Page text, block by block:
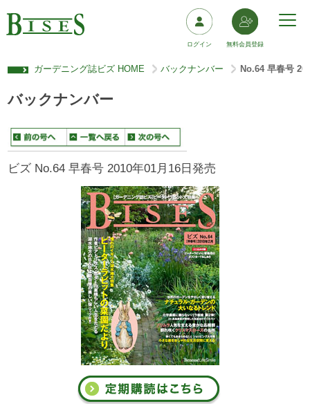
ログイン 無料会員登録
ガーデニング誌ビズ HOME > バックナンバー > No.64 早春号
バックナンバー
ビズ No.64 早春号 2010年01月16日発売